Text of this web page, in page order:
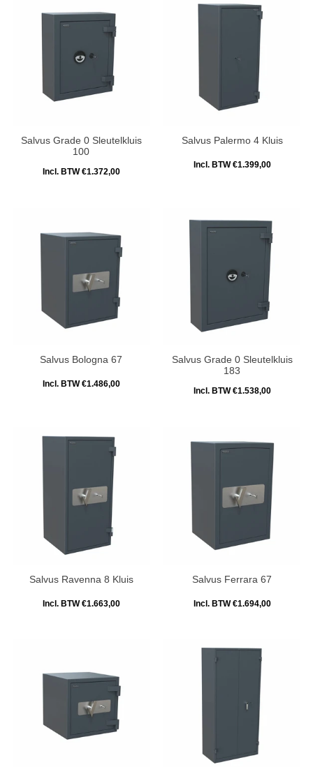
Salvus Grade 0 Sleutelkluis
100
Incl. BTW €1.372,00
Salvus Palermo 4 Kluis
Incl. BTW €1.399,00
Salvus Bologna 67
Incl. BTW €1.486,00
Salvus Grade 0 Sleutelkluis
183
Incl. BTW €1.538,00
Salvus Ravenna 8 Kluis
Incl. BTW €1.663,00
Salvus Ferrara 67
Incl. BTW €1.694,00